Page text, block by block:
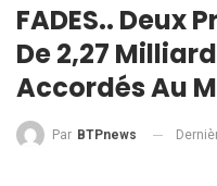
FADES.. Deux
De 2,27
Accordés Au
Par BTPnews